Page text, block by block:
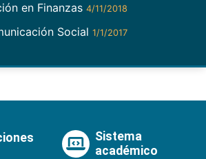
en Finanzas 4/11/2018
Social 1/1/2017
Sistema
académico